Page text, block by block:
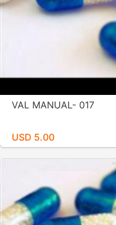
VAL MANUAL- 017
USD 5.00